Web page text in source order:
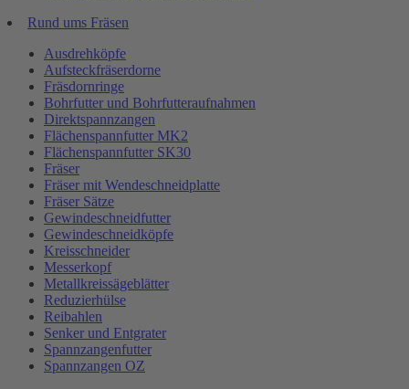
Rund ums Fräsen
Ausdrehköpfe
Aufsteckfräserdorne
Fräsdornringe
Bohrfutter und Bohrfutteraufnahmen
Direktspannzangen
Flächenspannfutter MK2
Flächenspannfutter SK30
Fräser
Fräser mit Wendeschneidplatte
Fräser Sätze
Gewindeschneidfutter
Gewindeschneidköpfe
Kreisschneider
Messerkopf
Metallkreissägeblätter
Reduzierhülse
Reibahlen
Senker und Entgrater
Spannzangenfutter
Spannzangen OZ